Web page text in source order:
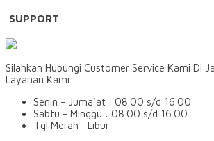
SUPPORT
Silahkan Hubungi Customer Service Kami Di
Layanan Kami
Senin - Juma'at : 08.00 s/d 16.00
Sabtu - Minggu : 08.00 s/d 16.00
Tgl Merah : Libur